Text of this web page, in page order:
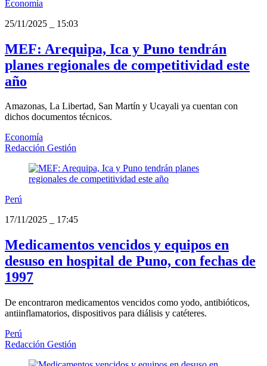
Economía
25/11/2025
15:03
MEF: Arequipa, Ica y Puno tendrán
planes regionales de competitividad este
año
Amazonas, La Libertad, San Martín y Ucayali ya cuentan con
dichos documentos técnicos.
Economía
Redacción Gestión
Perú
17/11/2025
17:45
Medicamentos vencidos y equipos en
desuso en hospital de Puno, con fechas de
1997
De encontraron medicamentos vencidos como yodo, antibióticos,
antiinflamatorios, dispositivos para diálisis y catéteres.
Perú
Redacción Gestión